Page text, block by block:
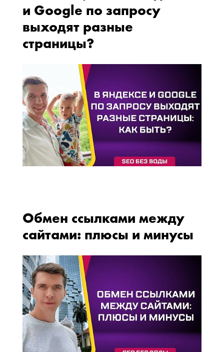
и Google по запросу
выходят разные
страницы?
Обмен ссылками между
сайтами: плюсы и минусы